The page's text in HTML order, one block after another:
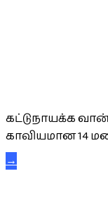
கட்டுநாயக்க
காவியமான 14
→